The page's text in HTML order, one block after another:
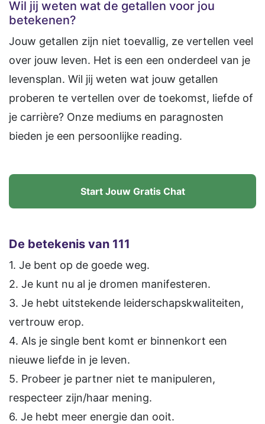
Wil jij weten wat de getallen voor jou
betekenen?
Jouw getallen zijn niet toevallig, ze vertellen veel
over jouw leven. Het is een een onderdeel van je
levensplan. Wil jij weten wat jouw getallen
proberen te vertellen over de toekomst, liefde of
je carrière? Onze mediums en paragnosten
bieden je een persoonlijke reading.
Start Jouw Gratis Chat
De betekenis van 111
1. Je bent op de goede weg.
2. Je kunt nu al je dromen manifesteren.
3. Je hebt uitstekende leiderschapskwaliteiten,
vertrouw erop.
4. Als je single bent komt er binnenkort een
nieuwe liefde in je leven.
5. Probeer je partner niet te manipuleren,
respecteer zijn/haar mening.
6. Je hebt meer energie dan ooit.